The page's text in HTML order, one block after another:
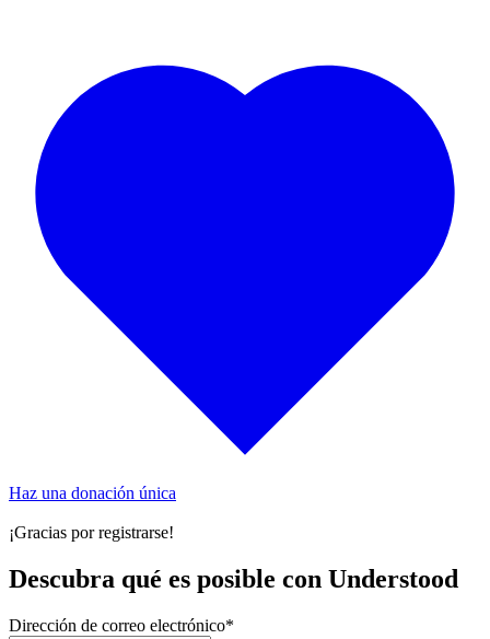
Haz una donación única
¡Gracias por registrarse!
Descubra qué es posible con Understood
Dirección de correo electrónico*